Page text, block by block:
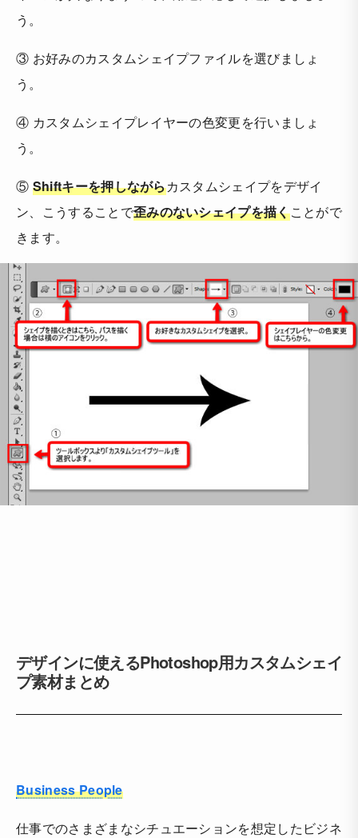
う。
③ お好みのカスタムシェイプファイルを選びましょ
う。
④ カスタムシェイプレイヤーの色変更を行いましょ
う。
⑤ Shiftキーを押しながらカスタムシェイプをデザイ
ン、こうすることで歪みのないシェイプを描くことがで
きます。
デザインに使えるPhotoshop用カスタムシェイ
プ素材まとめ
Business People
仕事でのさまざまなシチュエーションを想定したビジネ